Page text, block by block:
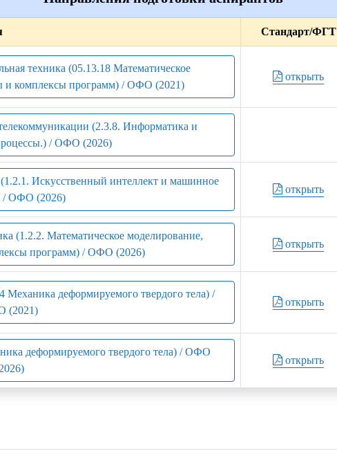
Стандарт/ФГТ
техника (05.13.18 Математическое
и комплексы программ) / ОФО (2021)
открыть
(2.3.8. Информатика и
/ ОФО (2026)
Искусственный интеллект и машинное
/ ОФО (2026)
открыть
(1.2.2. Математическое моделирование,
программ) / ОФО (2026)
открыть
деформируемого твердого тела) /
(2021)
открыть
деформируемого твердого тела) / ОФО
открыть